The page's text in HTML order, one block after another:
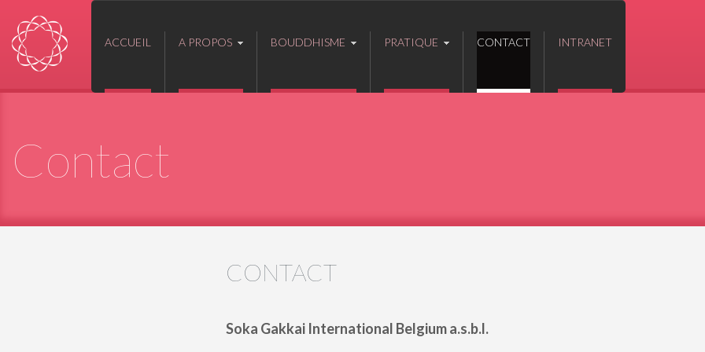
ACCUEIL A PROPOS BOUDDHISME PRATIQUE CONTACT INTRANET
Contact
CONTACT
Soka Gakkai International Belgium a.s.b.l.